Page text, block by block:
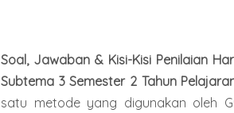
Soal, Jawaban & Kisi-Kisi Penilaian
Subtema 3 Semester 2 Tahun
satu metode yang digunakan oleh